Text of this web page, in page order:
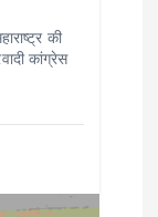
की
कांग्रेस